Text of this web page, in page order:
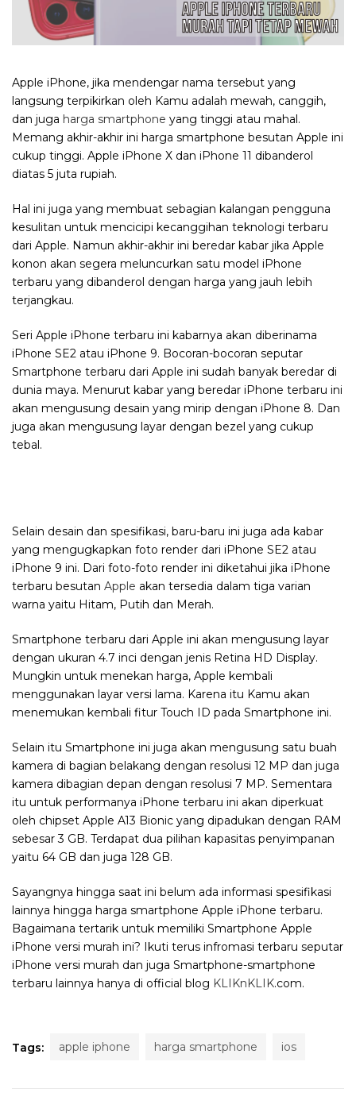
Apple iPhone, jika mendengar nama tersebut yang
langsung terpikirkan oleh Kamu adalah mewah, canggih,
dan juga harga smartphone yang tinggi atau mahal.
Memang akhir-akhir ini harga smartphone besutan Apple ini
cukup tinggi. Apple iPhone X dan iPhone 11 dibanderol
diatas 5 juta rupiah.
Hal ini juga yang membuat sebagian kalangan pengguna
kesulitan untuk mencicipi kecanggihan teknologi terbaru
dari Apple. Namun akhir-akhir ini beredar kabar jika Apple
konon akan segera meluncurkan satu model iPhone
terbaru yang dibanderol dengan harga yang jauh lebih
terjangkau.
Seri Apple iPhone terbaru ini kabarnya akan diberinama
iPhone SE2 atau iPhone 9. Bocoran-bocoran seputar
Smartphone terbaru dari Apple ini sudah banyak beredar di
dunia maya. Menurut kabar yang beredar iPhone terbaru ini
akan mengusung desain yang mirip dengan iPhone 8. Dan
juga akan mengusung layar dengan bezel yang cukup
tebal.
Selain desain dan spesifikasi, baru-baru ini juga ada kabar
yang mengugkapkan foto render dari iPhone SE2 atau
iPhone 9 ini. Dari foto-foto render ini diketahui jika iPhone
terbaru besutan Apple akan tersedia dalam tiga varian
warna yaitu Hitam, Putih dan Merah.
Smartphone terbaru dari Apple ini akan mengusung layar
dengan ukuran 4.7 inci dengan jenis Retina HD Display.
Mungkin untuk menekan harga, Apple kembali
menggunakan layar versi lama. Karena itu Kamu akan
menemukan kembali fitur Touch ID pada Smartphone ini.
Selain itu Smartphone ini juga akan mengusung satu buah
kamera di bagian belakang dengan resolusi 12 MP dan juga
kamera dibagian depan dengan resolusi 7 MP. Sementara
itu untuk performanya iPhone terbaru ini akan diperkuat
oleh chipset Apple A13 Bionic yang dipadukan dengan RAM
sebesar 3 GB. Terdapat dua pilihan kapasitas penyimpanan
yaitu 64 GB dan juga 128 GB.
Sayangnya hingga saat ini belum ada informasi spesifikasi
lainnya hingga harga smartphone Apple iPhone terbaru.
Bagaimana tertarik untuk memiliki Smartphone Apple
iPhone versi murah ini? Ikuti terus infromasi terbaru seputar
iPhone versi murah dan juga Smartphone-smartphone
terbaru lainnya hanya di official blog KLIKnKLIK.com.
Tags: apple iphone harga smartphone ios